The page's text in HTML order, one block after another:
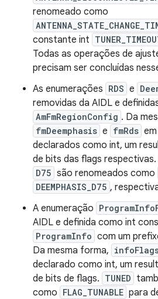
renomeado como
constante int
Todas as operações de
precisam ser concluídas
As enumerações RDS e
removidas da AIDL e
AmFmRegionConfig . Da
fmDeemphasis e fmRds em
declarados como int, um
de bits das flags
D75 são renomeados como
DEEMPHASIS_D75 ,
A enumeração
AIDL e definida como int
ProgramInfo com um
Da mesma forma,
declarado como int, um
de bits de flags. TUNED
como FLAG_TUNABLE para